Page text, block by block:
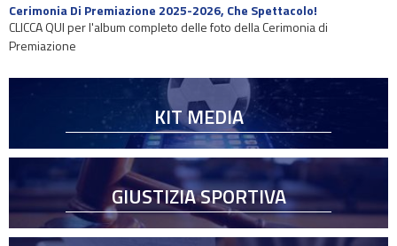
Cerimonia Di Premiazione 2025-2026, Che Spettacolo!
CLICCA QUI per l'album completo delle foto della Cerimonia di
Premiazione
KIT MEDIA
GIUSTIZIA SPORTIVA